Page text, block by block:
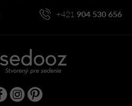
+421 904 530 656